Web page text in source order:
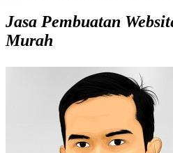
Jasa Pembuatan
Murah